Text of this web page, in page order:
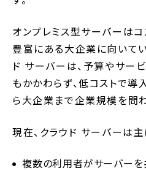
オンプレミス型サーバーは
豊富にある大企業に向いて
ド サーバーは、予算やサー
もかかわらず、低コストで導
ら大企業まで企業規模を問
現在、クラウド サーバーは
複数の利用者がサーバーを